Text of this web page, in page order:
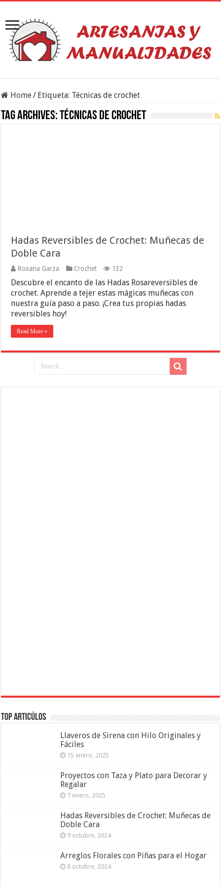
Home/ Etiqueta: Técnicas de crochet
Tag Archives:Técnicas de crochet
Hadas Reversibles de Crochet: Muñecas de
Doble Cara
Roxana Garza Crochet 132
Descubre el encanto de las Hadas Rosareversibles de
crochet. Aprende a tejer estas mágicas muñecas con
nuestra guía paso a paso. ¡Crea tus propias hadas
reversibles hoy!
Read More »
Top Articúlos
Llaveros de Sirena con Hilo Originales y
Fáciles
15 enero, 2025
Proyectos con Taza y Plato para Decorar y
Regalar
7 enero, 2025
Hadas Reversibles de Crochet: Muñecas de
Doble Cara
9 octubre, 2024
Arreglos Florales con Piñas para el Hogar
8 octubre, 2024